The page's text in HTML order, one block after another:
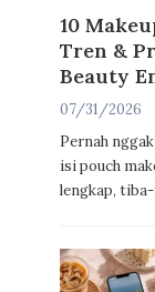
10
Tren &
Beauty
07/31/2026
Pernah
isi pouch
lengkap,